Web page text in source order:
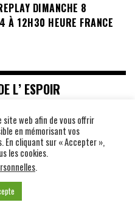
DIMANCHE 8
À 12H30 HEURE FRANCE
L’ ESPOIR
site web afin de vous offrir
en mémorisant vos
cliquant sur « Accepter »,
les cookies.
.